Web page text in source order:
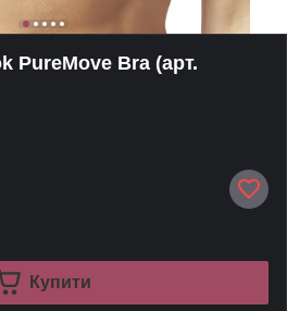
PureMove Bra (арт.
Купити